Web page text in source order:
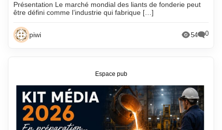
Présentation Le marché mondial des liants de fonderie peut
être défini comme l’industrie qui fabrique […]
piwi 54 0
Espace pub